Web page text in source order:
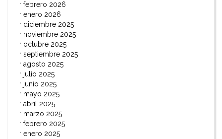
febrero 2026
enero 2026
diciembre 2025
noviembre 2025
octubre 2025
septiembre 2025
agosto 2025
julio 2025
junio 2025
mayo 2025
abril 2025
marzo 2025
febrero 2025
enero 2025